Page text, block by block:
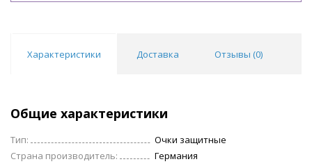
Характеристики Доставка Отзывы (0)
Общие характеристики
Тип:
Очки защитные
Страна производитель:
Германия